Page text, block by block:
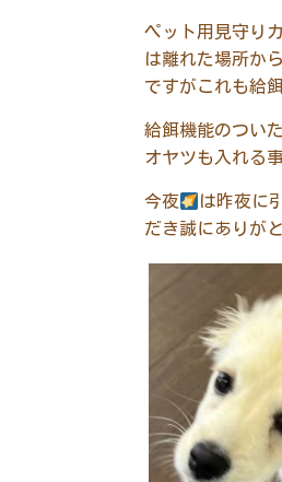
ペット用見守り
は離れた場所か
ですがこれも給
給餌機能のつい
オヤツも入れる
今夜 は昨夜に
だき誠にありが